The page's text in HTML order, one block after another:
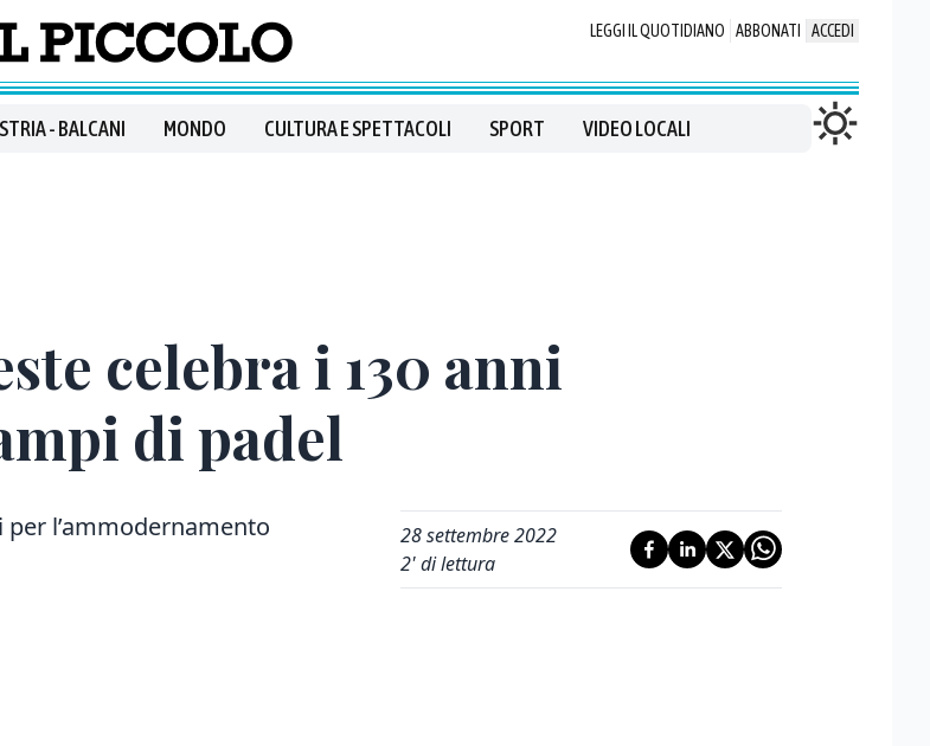
LEGGI IL QUOTIDIANO ABBONATI ACCEDI
- BALCANI MONDO CULTURA E SPETTACOLI SPORT VIDEO LOCALI
celebra i 130 anni
di padel
l’ammodernamento
28 settembre 2022
2' di lettura